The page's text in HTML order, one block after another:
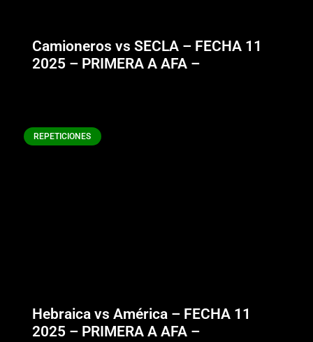
Camioneros vs SECLA – FECHA 11
2025 – PRIMERA A AFA –
REPETICIONES
Hebraica vs América – FECHA 11
2025 – PRIMERA A AFA –